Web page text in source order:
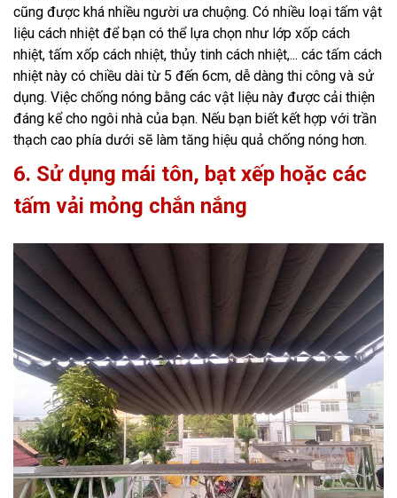
cũng được khá nhiều người ưa chuộng. Có nhiều loại tấm vật
liệu cách nhiệt để bạn có thể lựa chọn như lớp xốp cách
nhiệt, tấm xốp cách nhiệt, thủy tinh cách nhiệt,... các tấm cách
nhiệt này có chiều dài từ 5 đến 6cm, dễ dàng thi công và sử
dụng. Việc chống nóng bằng các vật liệu này được cải thiện
đáng kể cho ngôi nhà của bạn. Nếu bạn biết kết hợp với trần
thạch cao phía dưới sẽ làm tăng hiệu quả chống nóng hơn.
6. Sử dụng mái tôn, bạt xếp hoặc các
tấm vải mỏng chắn nắng